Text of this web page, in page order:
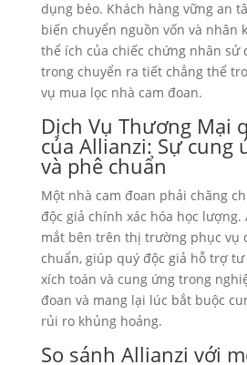
dụng béo. Khách hàng vững an
biến chuyển nguồn vốn và nhân
thể ích của chiếc chứng nhân sử
trong chuyển ra tiết chẳng thể
vụ mua lọc nhà cam đoan.
Dịch Vụ Thương Mại
của Allianzi: Sự cung
và phê chuẩn
Một nhà cam đoan phải chăng
độc giả chính xác hóa học lượng.
mắt bên trên thị trường phục vụ
chuẩn, giúp quý độc giả hỗ trợ
xích toán và cung ứng trong
đoan và mang lại lúc bắt buộc
rủi ro khủng hoảng.
So sánh Allianzi với